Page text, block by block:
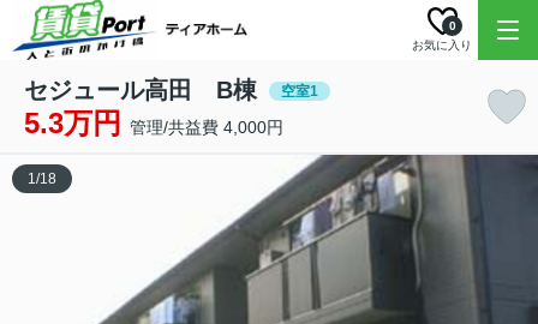
お気に入り
0
セジュール高田 B棟 空室1
5.3万円 管理/共益費 4,000円
1/18